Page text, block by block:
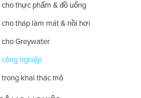
thực phẩm & đồ uống
tháp làm mát & nồi hơi
Greywater
nghiệp
khai thác mỏ